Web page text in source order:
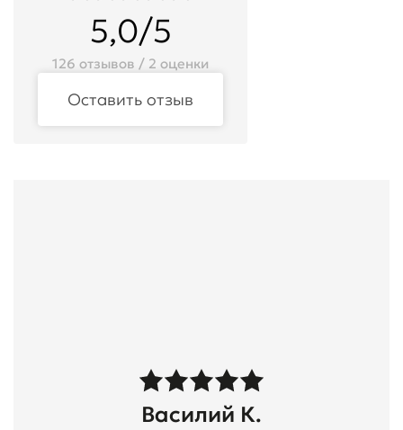
5,0/5
126 отзывов / 2 оценки
Оставить отзыв
Василий К.